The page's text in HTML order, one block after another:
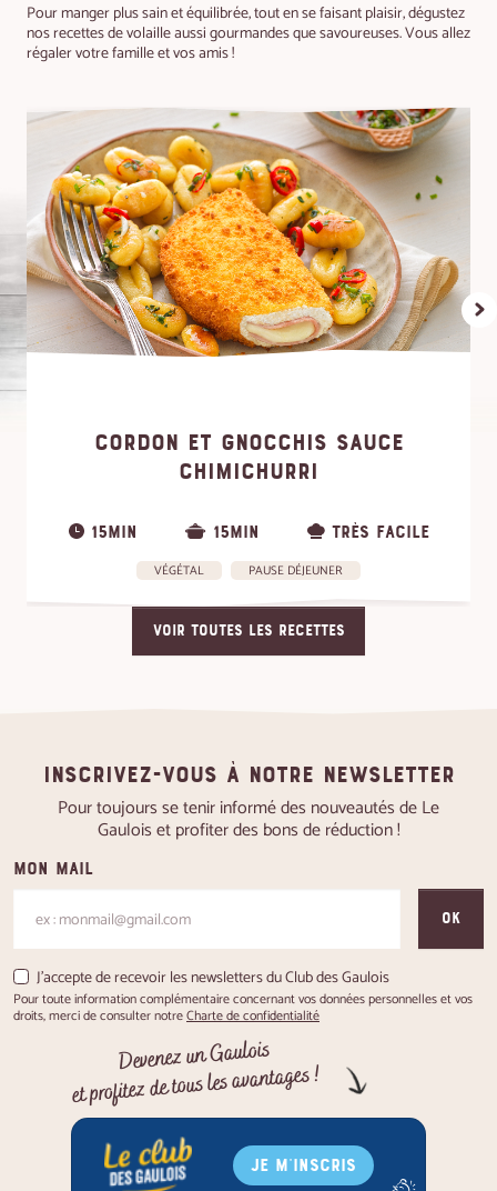
Pour manger plus sain et équilibrée, tout en se faisant plaisir, dégustez
nos recettes de volaille aussi gourmandes que savoureuses. Vous allez
régaler votre famille et vos amis !
CORDON ET GNOCCHIS SAUCE
CHIMICHURRI
15MIN 15MIN TRÈS FACILE
VÉGÉTAL PAUSE DÉJEUNER
VOIR TOUTES LES RECETTES
Inscrivez-vous à notre newsletter
Pour toujours se tenir informé des nouveautés de Le
Gaulois et profiter des bons de réduction !
Mon mail
OK
J'accepte de recevoir les newsletters du Club des Gaulois
Pour toute information complémentaire concernant vos données personnelles et vos
droits, merci de consulter notreCharte de confidentialité
Devenez un Gaulois
et profitez de tous les avantages !
JE M'INSCRIS